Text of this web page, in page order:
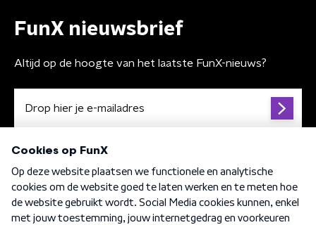
FunX nieuwsbrief
Altijd op de hoogte van het laatste FunX-nieuws?
Algemene voorwaarden Privacybeleid